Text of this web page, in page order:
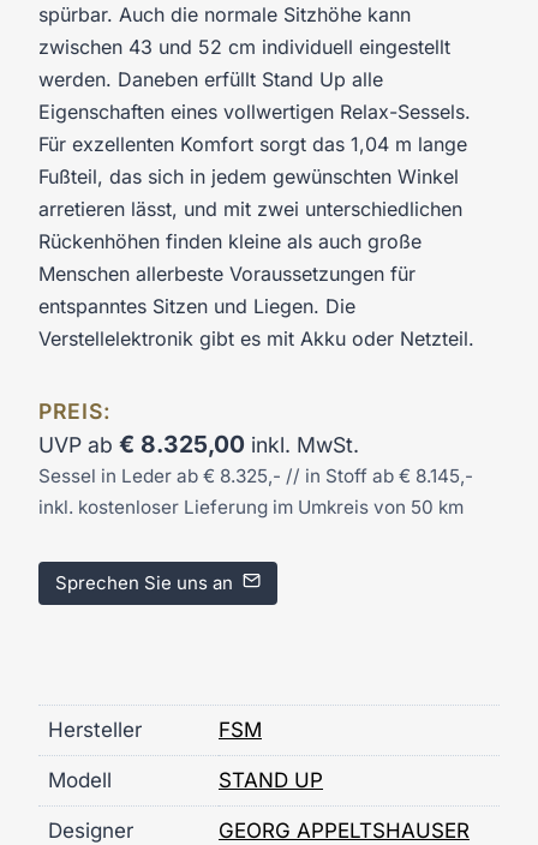
spürbar. Auch die normale Sitzhöhe kann
zwischen 43 und 52 cm individuell eingestellt
werden. Daneben erfüllt Stand Up alle
Eigenschaften eines vollwertigen Relax-Sessels.
Für exzellenten Komfort sorgt das 1,04 m lange
Fußteil, das sich in jedem gewünschten Winkel
arretieren lässt, und mit zwei unterschiedlichen
Rückenhöhen finden kleine als auch große
Menschen allerbeste Voraussetzungen für
entspanntes Sitzen und Liegen. Die
Verstellelektronik gibt es mit Akku oder Netzteil.
PREIS:
UVP ab € 8.325,00 inkl. MwSt.
Sessel in Leder ab € 8.325,- // in Stoff ab € 8.145,-
inkl. kostenloser Lieferung im Umkreis von 50 km
Sprechen Sie uns an
Hersteller FSM
Modell STAND UP
Designer GEORG APPELTSHAUSER